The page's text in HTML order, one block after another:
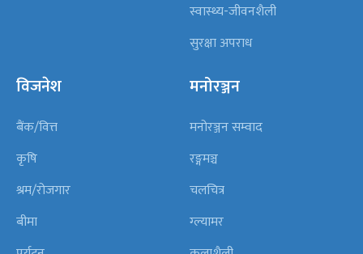
स्वास्थ्य-जीवनशैली
सुरक्षा अपराध
विजनेश
बैंक/वित्त
कृषि
श्रम/रोजगार
बीमा
मनोरञ्जन
मनोरञ्जन सम्वाद
रङ्गमञ्च
चलचित्र
ग्ल्यामर